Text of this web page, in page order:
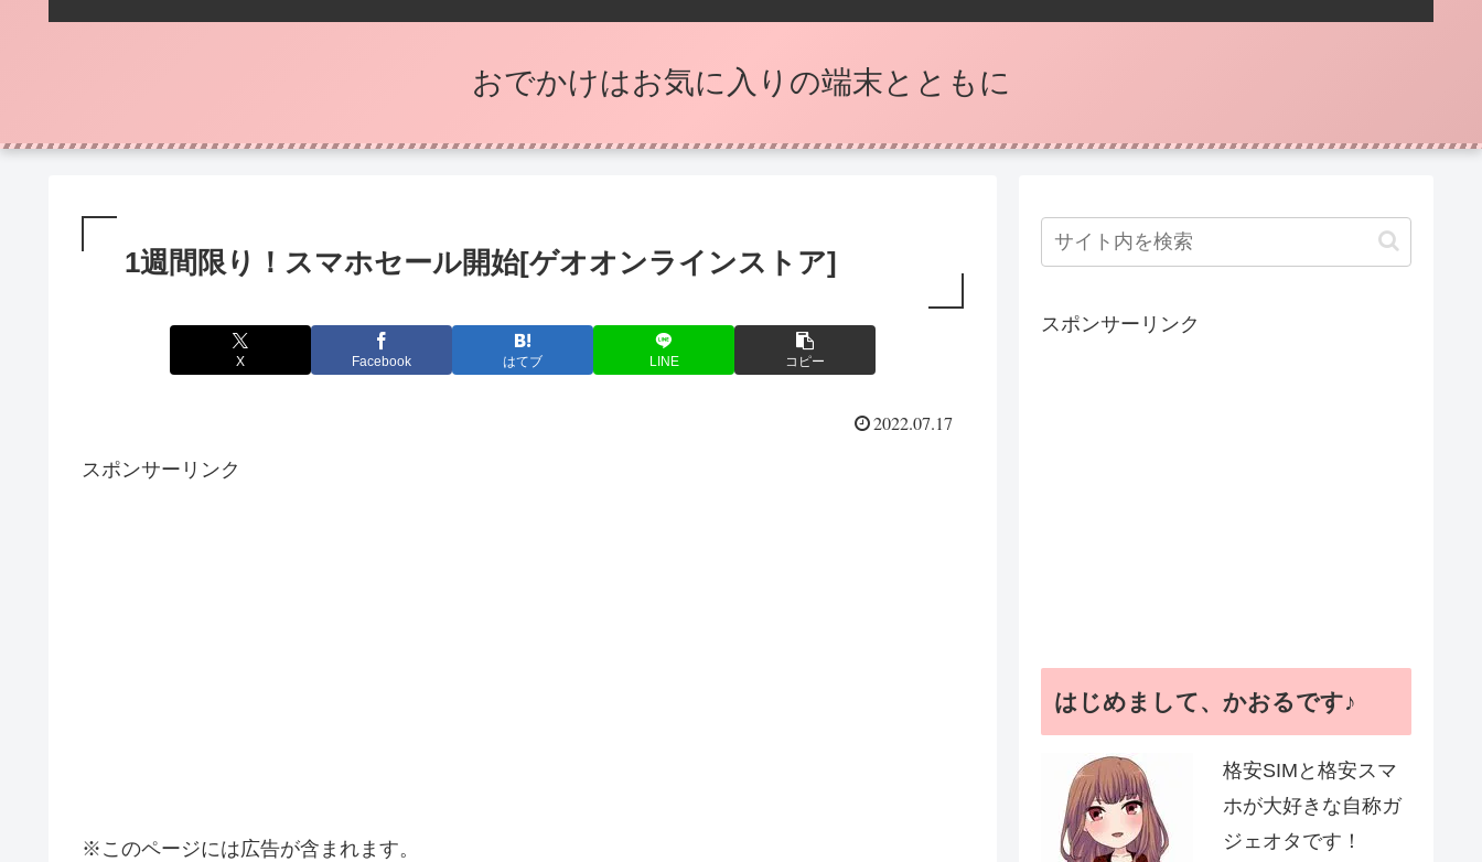
おでかけはお気に入りの端末とともに
1週間限り！スマホセール開始[ゲオオンラインストア]
X Facebook はてブ LINE コピー
2022.07.17
スポンサーリンク
※このページには広告が含まれます。
スポンサーリンク
はじめまして、かおるです♪
格安SIMと格安スマ
ホが大好きな自称ガ
ジェオタです！